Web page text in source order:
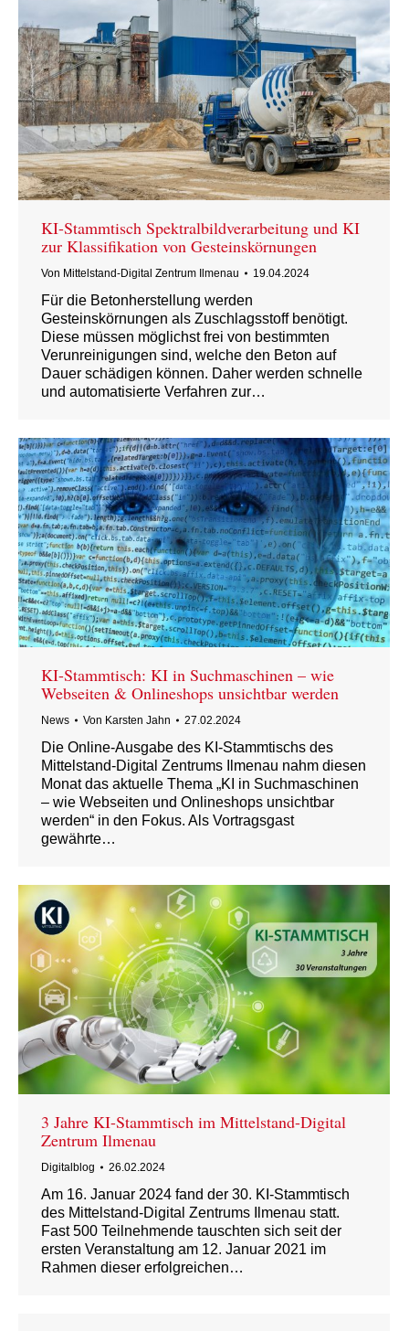
KI-Stammtisch Spektralbildverarbeitung und KI
zur Klassifikation von Gesteinskörnungen
Von Mittelstand-Digital Zentrum Ilmenau 19.04.2024
Für die Betonherstellung werden
Gesteinskörnungen als Zuschlagsstoff benötigt.
Diese müssen möglichst frei von bestimmten
Verunreinigungen sind, welche den Beton auf
Dauer schädigen können. Daher werden schnelle
und automatisierte Verfahren zur…
KI-Stammtisch: KI in Suchmaschinen – wie
Webseiten & Onlineshops unsichtbar werden
News Von Karsten Jahn 27.02.2024
Die Online-Ausgabe des KI-Stammtischs des
Mittelstand-Digital Zentrums Ilmenau nahm diesen
Monat das aktuelle Thema „KI in Suchmaschinen
– wie Webseiten und Onlineshops unsichtbar
werden“ in den Fokus. Als Vortragsgast
gewährte…
3 Jahre KI-Stammtisch im Mittelstand-Digital
Zentrum Ilmenau
Digitalblog 26.02.2024
Am 16. Januar 2024 fand der 30. KI-Stammtisch
des Mittelstand-Digital Zentrums Ilmenau statt.
Fast 500 Teilnehmende tauschten sich seit der
ersten Veranstaltung am 12. Januar 2021 im
Rahmen dieser erfolgreichen…